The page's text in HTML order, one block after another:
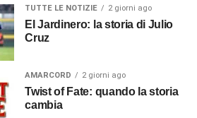
TUTTE LE NOTIZIE 2 giorni ago
El Jardinero: la storia di Julio
Cruz
AMARCORD 2 giorni ago
Twist of Fate: quando la storia
cambia